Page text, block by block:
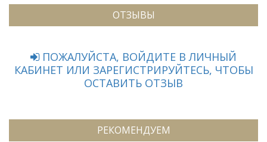
ОТЗЫВЫ
ПОЖАЛУЙСТА, ВОЙДИТЕ В ЛИЧНЫЙ
КАБИНЕТ ИЛИ ЗАРЕГИСТРИРУЙТЕСЬ, ЧТОБЫ
ОСТАВИТЬ ОТЗЫВ
РЕКОМЕНДУЕМ